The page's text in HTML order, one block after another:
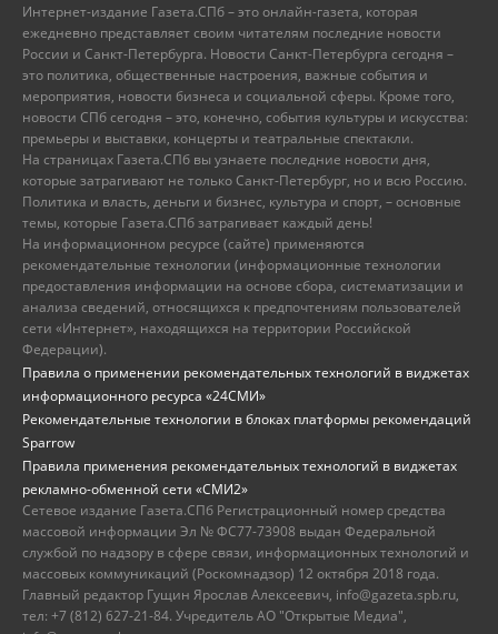
Интернет-издание Газета.СПб – это онлайн-газета, которая
ежедневно представляет своим читателям последние новости
России и Санкт-Петербурга. Новости Санкт-Петербурга сегодня –
это политика, общественные настроения, важные события и
мероприятия, новости бизнеса и социальной сферы. Кроме того,
новости СПб сегодня – это, конечно, события культуры и искусства:
премьеры и выставки, концерты и театральные спектакли.
На страницах Газета.СПб вы узнаете последние новости дня,
которые затрагивают не только Санкт-Петербург, но и всю Россию.
Политика и власть, деньги и бизнес, культура и спорт, – основные
темы, которые Газета.СПб затрагивает каждый день!
На информационном ресурсе (сайте) применяются
рекомендательные технологии (информационные технологии
предоставления информации на основе сбора, систематизации и
анализа сведений, относящихся к предпочтениям пользователей
сети «Интернет», находящихся на территории Российской
Федерации).
Правила о применении рекомендательных технологий в виджетах
информационного ресурса «24СМИ»
Рекомендательные технологии в блоках платформы рекомендаций
Sparrow
Правила применения рекомендательных технологий в виджетах
рекламно-обменной сети «СМИ2»
Сетевое издание Газета.СПб Регистрационный номер средства
массовой информации Эл № ФС77-73908 выдан Федеральной
службой по надзору в сфере связи, информационных технологий и
массовых коммуникаций (Роскомнадзор) 12 октября 2018 года.
Главный редактор Гущин Ярослав Алексеевич, info@gazeta.spb.ru,
тел: +7 (812) 627-21-84. Учредитель АО "Открытые Медиа",